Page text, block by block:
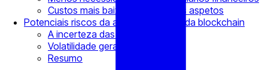
Custos mais baixos em todos os aspetos
Potenciais riscos da adoção massiva da blockchain
A incerteza das regulações
Volatilidade geral do mercado
Resumo